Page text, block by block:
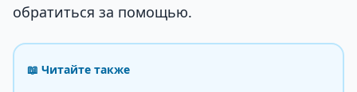
обратиться за помощью.
📖 Читайте также